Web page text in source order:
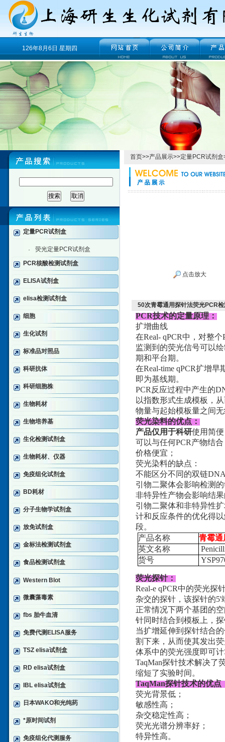
126年8月6日 星期四
定量PCR试剂盒
·
荧光定量PCR试剂盒
PCR核酸检测试剂盒
ELISA试剂盒
elisa检测试剂盒
细胞
生化试剂
标准品对照品
科研抗体
科研细胞株
生物耗材
生物培养基
生化检测试剂盒
生物耗材、仪器
免疫组化试剂盒
BD耗材
分子生物学试剂盒
放免试剂盒
金标法检测试剂盒
食品检测试剂盒
Western Blot
微囊藻毒素
fbs 胎牛血清
免费代测ELISA服务
TSZ elisa试剂盒
RD elisa试剂盒
IBL elisa试剂盒
日本WAKO和光纯药
*原时间试剂
免疫组化代测服务
首页>>产品展示>>定量PCR试剂盒
点击放大
50次青霉通用探针法荧光PCR
PCR技术的定量原理：
扩增曲线
在Real- qPCR中，对整
监测到的荧光信号可以
期和平台期。
在Real-time qPCR扩增
即为基线期。
PCR反应过程中产生的
以指数形式生成模板，
物量与起始模板量之间
荧光染料的优点：
产品仅用于科研使用简
可以与任何PCR产物结合
价格便宜；
荧光染料的缺点：
不能区分不同的双链
引物二聚体会影响检测
非特异性产物会影响结
引物二聚体和非特异性
计和反应条件的优化得
段。
产品名称
青霉通
英文名称
货号
荧光探针：
Real-e qPCR中的荧光探
杂交的探针，该探针的5'
正常情况下两个基团的
针同时结合到模板上，
当扩增延伸到探针结合
割下来，从而使其发出
体系中的荧光强度即可
TaqMan探针技术解决了
缩短了实验时间。
TaqMan探针技术的优点
荧光背景低；
敏感性高；
杂交稳定性高；
荧光光谱分辨率好；
特异性高。